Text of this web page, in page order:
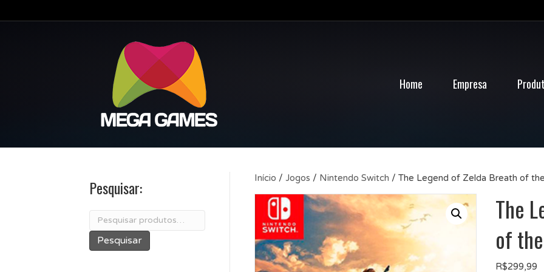
Home Empresa
Início / Jogos / Nintendo Switch / The Legend of Zelda Breath of
The
of
R$299,99
Pesquisar:
Pesquisar
por:
Pesquisar